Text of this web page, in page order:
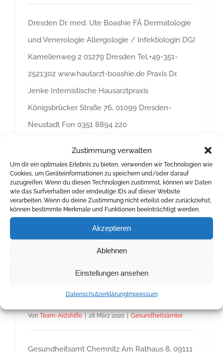
Zustimmung verwalten
Um dir ein optimales Erlebnis zu bieten, verwenden wir Technologien wie
Cookies, um Geräteinformationen zu speichern und/oder darauf
zuzugreifen. Wenn du diesen Technologien zustimmst, können wir Daten
wie das Surfverhalten oder eindeutige IDs auf dieser Website
verarbeiten. Wenn du deine Zustimmung nicht erteilst oder zurückziehst,
können bestimmte Merkmale und Funktionen beeinträchtigt werden.
Akzeptieren
Ablehnen
Einstellungen ansehen
DatenschutzerklärungImpressum
Dresden Dr. med. Ute Boashie FÄ Dermatologie
und Venerologie Allergologie / Infektiologin DGI
Kamelienweg 2 01279 Dresden Tel.+49-351-
2521302 www.hautarzt-boashie.de Praxis Dr.
Jenke Internistische Hausarztpraxis
Königsbrücker Straße 76, 01099 Dresden-
Neustadt Fon 0351 8894 220
Industriestraße 40, 01129 Dresden Tel. 0351
8562150 Universitätsklinikum der TU Dresden
Immunschwäche-Ambulanz/ Poliklinik der
Gesundheitsämter
VonTeam-Aidshilfe | 26 März 2020 | Gesundheitsämter
Gesundheitsamt Chemnitz Am Rathaus 8, 09111